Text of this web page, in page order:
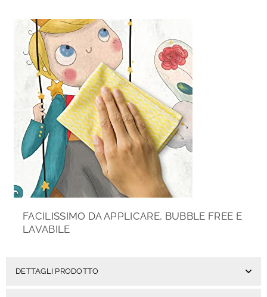
FACILISSIMO DA APPLICARE, BUBBLE FREE E
LAVABILE
DETTAGLI PRODOTTO